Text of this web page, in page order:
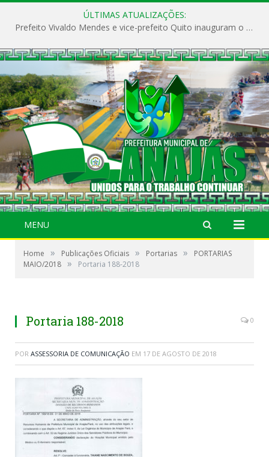
ÚLTIMAS ATUALIZAÇÕES:
Prefeito Vivaldo Mendes e vice-prefeito Quito inauguram o CAPS e fortalecem a saúde pública em Anajás.
MENU
Home » Publicações Oficiais » Portarias »
PORTARIAS
MAIO/2018 » Portaria 188-2018
Portaria 188-2018 0
POR ASSESSORIA DE COMUNICAÇÃO EM 17 DE AGOSTO DE 2018